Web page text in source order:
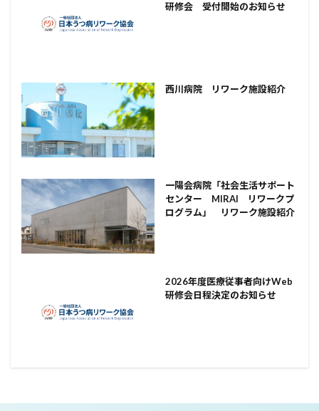
研修会 受付開始のお知らせ
西川病院 リワーク施設紹介
一陽会病院「社会生活サポート
センター MIRAI リワークプ
ログラム」 リワーク施設紹介
2026年度医療従事者向けWeb
研修会日程決定のお知らせ